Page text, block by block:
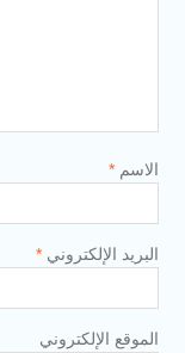
الاسم *
البريد الإلكتروني *
الموقع الإلكتروني